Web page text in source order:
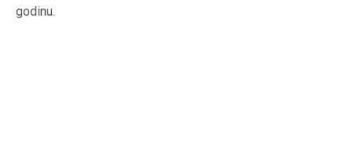
godinu.